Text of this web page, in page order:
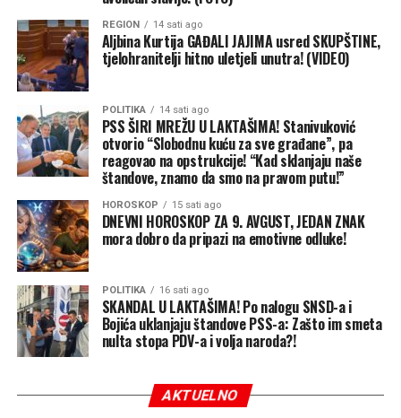
na meti. Vatrogasci i timovi za hitne reakcije su i dalje na
terenu, rade. Video sam jutros izveštaje. Granatiranje
bilo u svim zajednicama na liniji fronta tragično.
Trinaest ljudi je ubijeno u napadima na Ukrajinu u
protekla 24 sata, samo od devet sati juče ujutru do devet
sati jutros. Zaista je to užasna tragedija ruske agresije
protiv nezavisne Ukrajine – rekao je Zelenski.
On je uputio saučešće porodicama poginulih i istakao da
je Ukrajina, kako je naveo, gotovo svakog dana i svake
noći, u petoj godini rata, primorana da izdržava
posljedice sukoba.
REGION 14 sati ago
Aljbina Kurtija GAĐALI JAJIMA usred SKUPŠTINE,
tjelohranitelji hitno uletjeli unutra! (VIDEO)
POLITIKA 14 sati ago
PSS ŠIRI MREŽU U LAKTAŠIMA! Stanivuković
otvorio “Slobodnu kuću za sve građane”, pa
reagovao na opstrukcije! “Kad sklanjaju naše
štandove, znamo da smo na pravom putu!”
HOROSKOP 15 sati ago
DNEVNI HOROSKOP ZA 9. AVGUST, JEDAN ZNAK
mora dobro da pripazi na emotivne odluke!
POLITIKA 16 sati ago
SKANDAL U LAKTAŠIMA! Po nalogu SNSD-a i
Bojića uklanjaju štandove PSS-a: Zašto im smeta
nulta stopa PDV-a i volja naroda?!
AKTUELNO